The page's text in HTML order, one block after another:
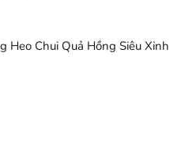
Heo Chui Quả Hồng Siêu Xinh